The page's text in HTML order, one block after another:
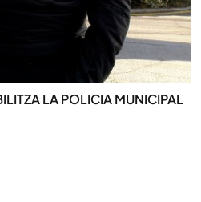
LA POLICIA MUNICIPAL